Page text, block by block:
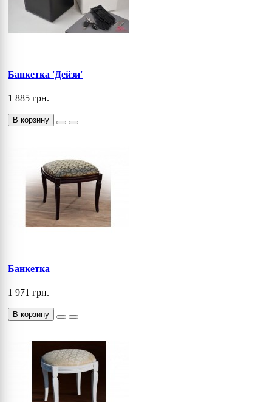
Банкетка 'Дейзи'
1 885 грн.
В корзину
Банкетка
1 971 грн.
В корзину